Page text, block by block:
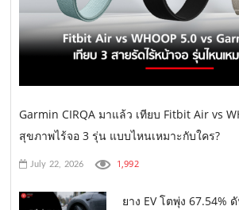
Garmin CIRQA มาแล้ว เทียบ Fitbit Air vs
สุขภาพไร้จอ 3 รุ่น แบบไหนเหมาะกับใคร?
July 22, 2026 1,992
ยาง EV โตพุ่ง 67.54%